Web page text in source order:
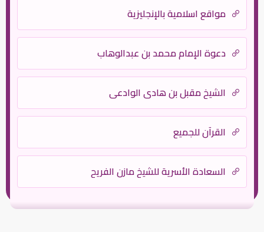
مواقع اسلامية بالإنجليزية
دعوة الإمام محمد بن عبدالوهاب
الشيخ مقبل بن هادي الوادعي
القرآن للجميع
السعادة الأسرية للشيخ مازن الفريح